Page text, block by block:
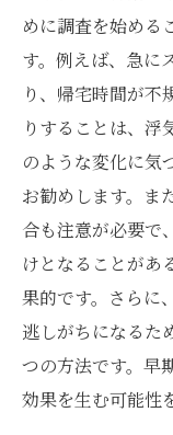
する方法
浮気調
調査に
離婚調
弁護士
浮気調
慰謝料
探偵と共に
い味方
探偵と
調査計
めに調査を始める
す。例えば、急に
り、帰宅時間が不
りすることは、浮
のような変化に気
お勧めします。ま
合も注意が必要で
けとなることがあ
果的です。さらに
逃しがちになるた
つの方法です。早
効果を生む可能性